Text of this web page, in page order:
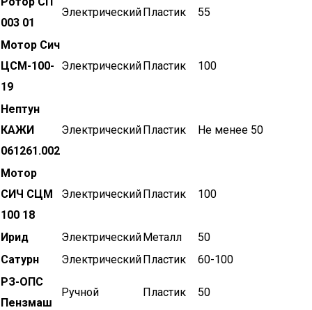
003 01
ЭлектрическийПластик 55
Мотор Сич
ЦСМ-100-
19
ЭлектрическийПластик 100
Нептун
КАЖИ
061261.002
ЭлектрическийПластик Не менее 50
Мотор
СИЧ СЦМ
100 18
ЭлектрическийПластик 100
Ирид ЭлектрическийМеталл
50
Сатурн
ЭлектрическийПластик
60-100
РЗ-ОПС
Пензмаш
Ручной Пластик 50